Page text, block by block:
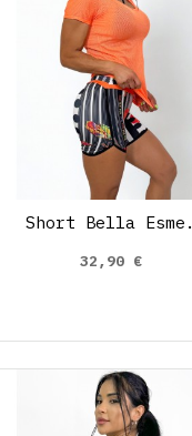
Short Bella Esme.
32,90 €